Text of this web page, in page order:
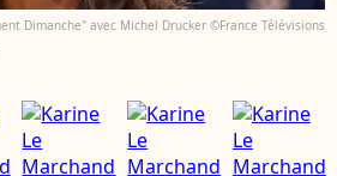
Dimanche" avec Michel Drucker ©France Télévisions